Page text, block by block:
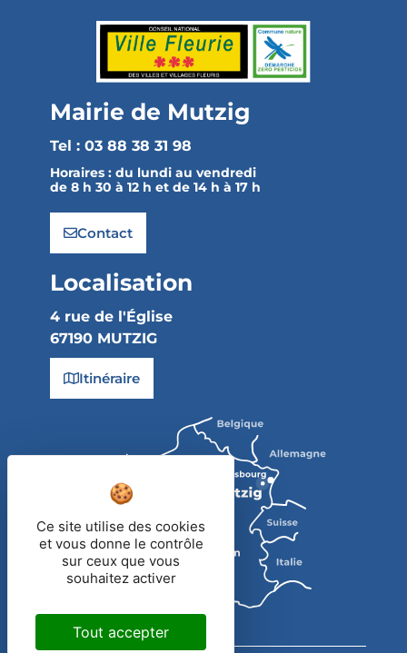
Mairie de Mutzig
Tel : 03 88 38 31 98
Horaires : du lundi au vendredi
de 8 h 30 à 12 h et de 14 h à 17 h
Contact
Localisation
4 rue de l'Église
67190 MUTZIG
Itinéraire
Ce site utilise des cookies
et vous donne le contrôle
sur ceux que vous
souhaitez activer
Tout accepter